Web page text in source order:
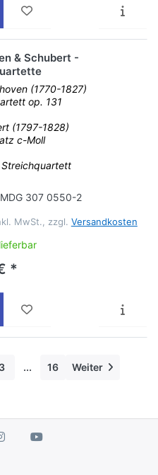
& Schubert -
(1770-1827)
op. 131
(1797-1828)
c-Moll
MDG 307 0550-2
MwSt., zzgl. Versandkosten
*
3 ... 16 Weiter